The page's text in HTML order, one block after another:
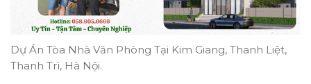
Dự Án Tòa Nhà Văn Phòng Tại Kim Giang, Thanh Liệt,
Thanh Trì, Hà Nội.